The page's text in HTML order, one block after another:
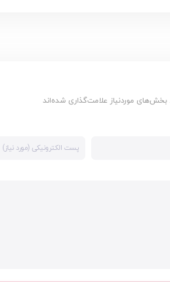
موردنیاز علامت‌گذاری شده‌اند